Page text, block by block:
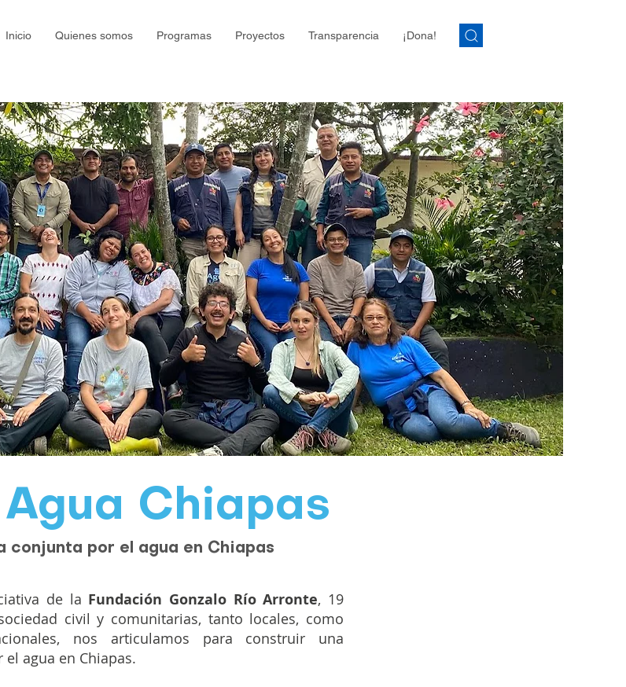
Inicio Quienes somos Programas Proyectos Transparencia ¡Dona!
Agua Chiapas
conjunta por el agua en Chiapas
de la Fundación Gonzalo Río Arronte, 19
civil y comunitarias, tanto locales, como
nos articulamos para construir una
agua en Chiapas.